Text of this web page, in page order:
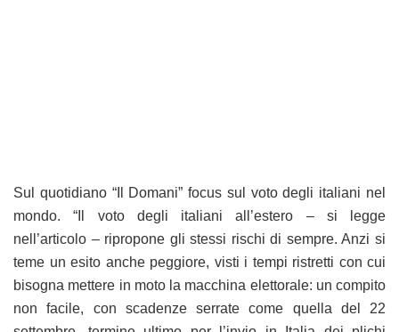
Sul quotidiano “Il Domani” focus sul voto degli italiani nel
mondo. “Il voto degli italiani all’estero – si legge
nell’articolo – ripropone gli stessi rischi di sempre. Anzi si
teme un esito anche peggiore, visti i tempi ristretti con cui
bisogna mettere in moto la macchina elettorale: un compito
non facile, con scadenze serrate come quella del 22